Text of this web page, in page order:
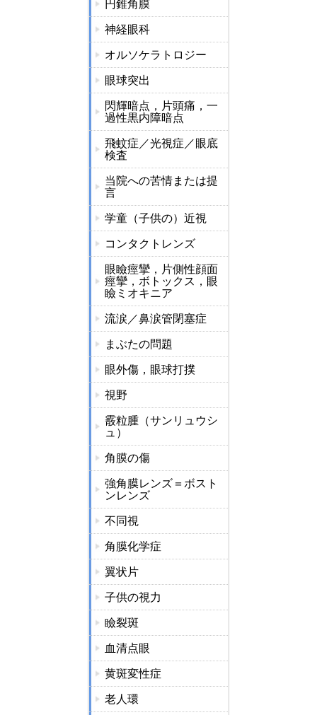
円錐角膜
神経眼科
オルソケラトロジー
眼球突出
閃輝暗点，片頭痛，一
過性黒内障暗点
飛蚊症／光視症／眼底
検査
当院への苦情または提
言
学童（子供の）近視
コンタクトレンズ
眼瞼痙攣，片側性顔面
痙攣，ボトックス，眼
瞼ミオキニア
流涙／鼻涙管閉塞症
まぶたの問題
眼外傷，眼球打撲
視野
霰粒腫（サンリュウシ
ュ）
角膜の傷
強角膜レンズ＝ボスト
ンレンズ
不同視
角膜化学症
翼状片
子供の視力
瞼裂斑
血清点眼
黄斑変性症
老人環